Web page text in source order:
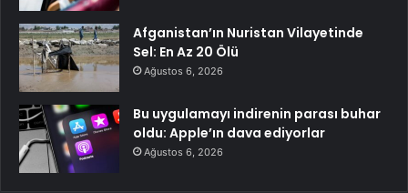
Afganistan’ın Nuristan Vilayetinde
Sel: En Az 20 Ölü
Ağustos 6, 2026
Bu uygulamayı indirenin parası buhar
oldu: Apple’ın dava ediyorlar
Ağustos 6, 2026